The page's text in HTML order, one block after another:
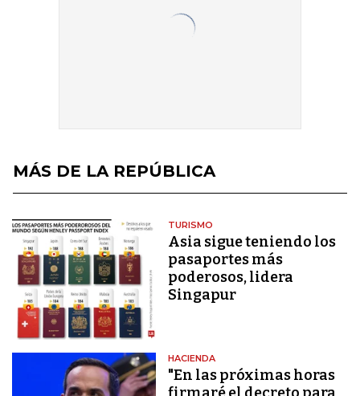
MÁS DE LA REPÚBLICA
TURISMO
Asia sigue teniendo los
pasaportes más
poderosos, lidera
Singapur
HACIENDA
"En las próximas horas
firmaré el decreto para